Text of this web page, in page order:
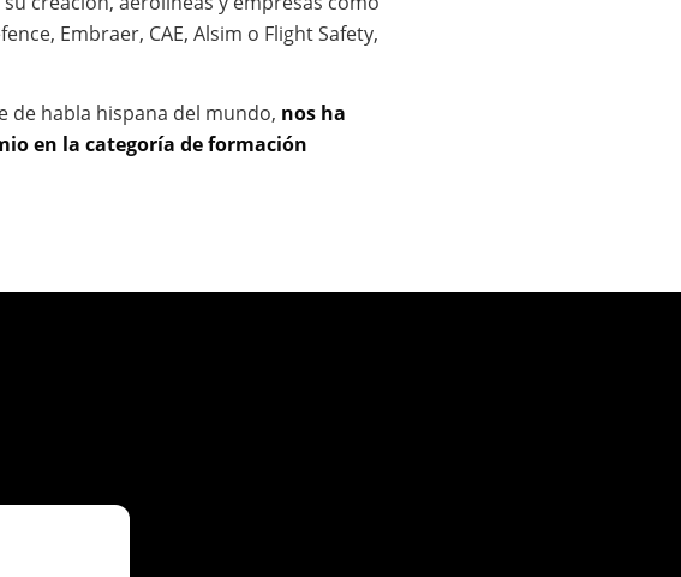
Embraer, CAE, Alsim o Flight Safety,
de habla hispana del mundo, nos ha
en la categoría de formación